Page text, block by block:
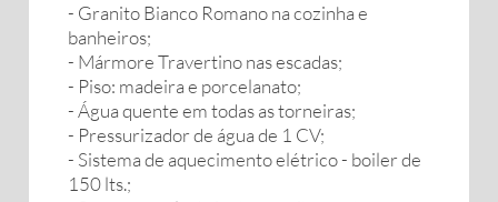
- Granito Bianco Romano na cozinha e
banheiros;
- Mármore Travertino nas escadas;
- Piso: madeira e porcelanato;
- Água quente em todas as torneiras;
- Pressurizador de água de 1 CV;
- Sistema de aquecimento elétrico - boiler de
150 lts.;